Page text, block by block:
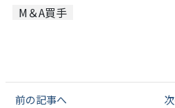
M＆A買手
前の記事へ